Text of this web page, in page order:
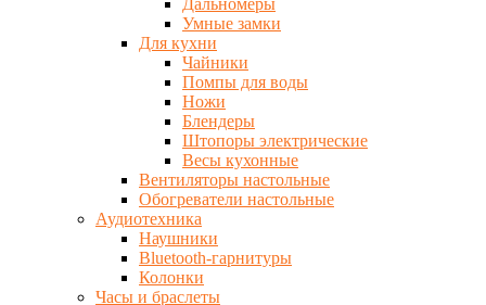
Дальномеры
Умные замки
Для кухни
Чайники
Помпы для воды
Ножи
Блендеры
Штопоры электрические
Весы кухонные
Вентиляторы настольные
Обогреватели настольные
Аудиотехника
Наушники
Bluetooth-гарнитуры
Колонки
Часы и браслеты